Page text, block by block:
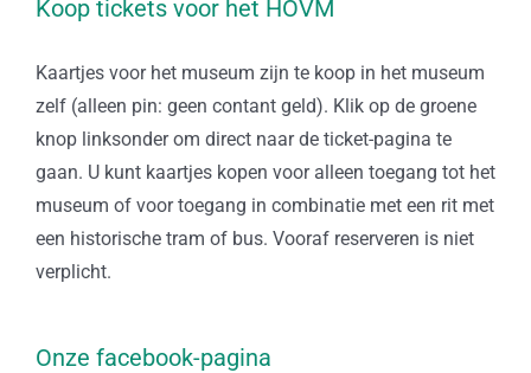
Koop tickets voor het HOVM
Kaartjes voor het museum zijn te koop in het museum
zelf (alleen pin: geen contant geld). Klik op de groene
knop linksonder om direct naar de ticket-pagina te
gaan. U kunt kaartjes kopen voor alleen toegang tot het
museum of voor toegang in combinatie met een rit met
een historische tram of bus. Vooraf reserveren is niet
verplicht.
Onze facebook-pagina